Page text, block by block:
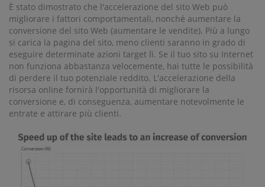
È stato dimostrato che l'accelerazione del sito Web può
migliorare i fattori comportamentali, nonché aumentare la
conversione del sito Web (aumentare le vendite). Più a lungo
si carica la pagina del sito, meno clienti saranno in grado di
eseguire determinate azioni target lì. Se il tuo sito su Internet
non funziona abbastanza velocemente, hai tutte le possibilità
di perdere il tuo potenziale reddito. L'accelerazione della
risorsa online fornirà l'opportunità di migliorare la
conversione e, di conseguenza, aumentare notevolmente le
entrate e attirare più clienti.